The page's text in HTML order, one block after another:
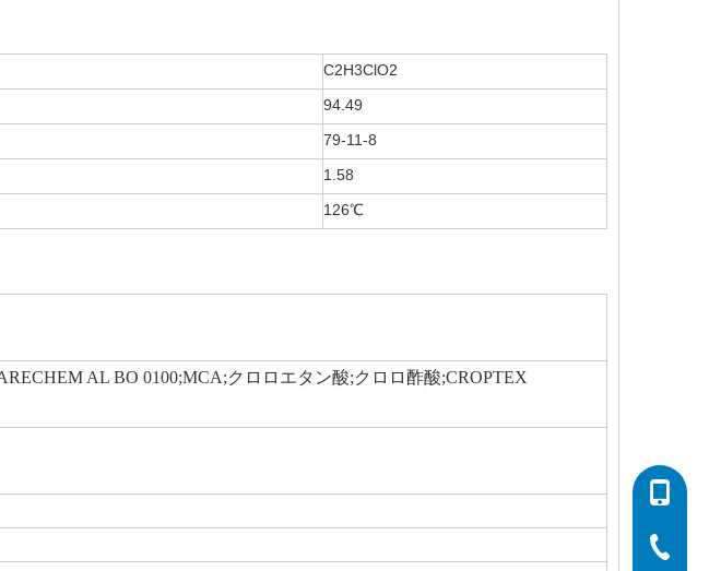
C2H3ClO2
94.49
79-11-8
1.58
126℃
AL BO 0100;MCA;クロロエタン酸;クロロ酢酸;CROPTEX
0086-
0086-
0086-